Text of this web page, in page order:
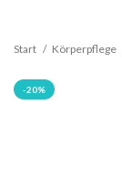
Start Körperpflege
-20%